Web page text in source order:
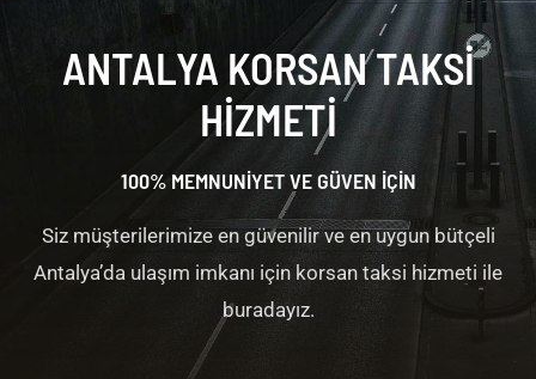
ANTALYA KORSAN TAKSI
HIZMETI
100% MEMNUNİYET VE GÜVEN İÇİN
Siz müşterilerimize en güvenilir ve en uygun bütçeli
Antalya’da ulaşım imkanı için korsan taksi hizmeti ile
buradayız.